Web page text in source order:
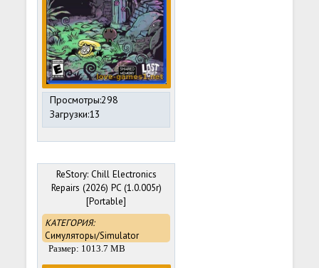
Просмотры:298
Загрузки:13
ReStory: Chill Electronics
Repairs (2026) PC (1.0.005r)
[Portable]
КАТЕГОРИЯ:
Симуляторы/Simulator
Размер: 1013.7 MB